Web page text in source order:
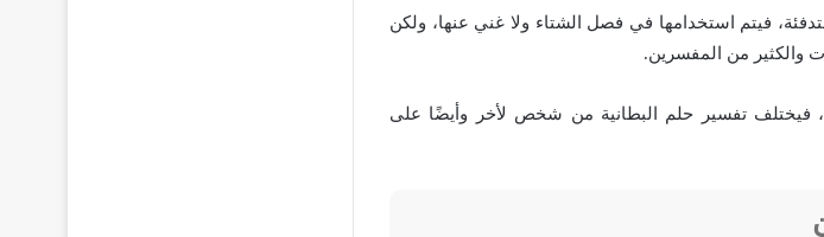
فيتم استخدامها في فصل الشتاء ولا غني عنها، ولكن
والكثير من المفسرين.
، فيختلف تفسير حلم البطانية من شخص لأخر وأيضًا على